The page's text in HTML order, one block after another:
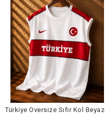
Türkiye Oversize Sıfır Kol Beyaz